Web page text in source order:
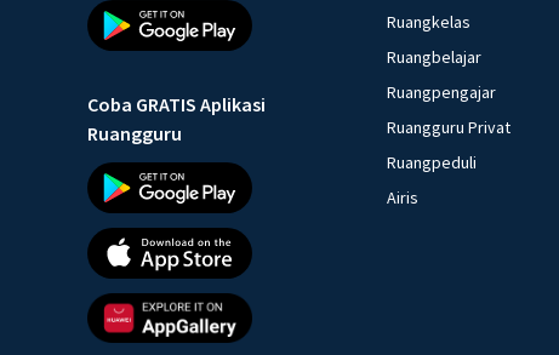
Coba GRATIS Aplikasi
Ruangguru
Ruangkelas
Ruangbelajar
Ruangpengajar
Ruangguru Privat
Ruangpeduli
Airis